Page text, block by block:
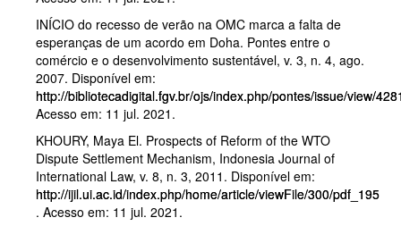
INÍCIO do recesso de verão na OMC marca a falta de
esperanças de um acordo em Doha. Pontes entre o
comércio e o desenvolvimento sustentável, v. 3, n. 4, ago.
2007. Disponível em:
http://bibliotecadigital.fgv.br/ojs/index.php/pontes/issue/view/
Acesso em: 11 jul. 2021.
KHOURY, Maya El. Prospects of Reform of the WTO
Dispute Settlement Mechanism, Indonesia Journal of
International Law, v. 8, n. 3, 2011. Disponível em:
http://ijil.ui.ac.id/index.php/home/article/viewFile/300/pdf_195
. Acesso em: 11 jul. 2021.